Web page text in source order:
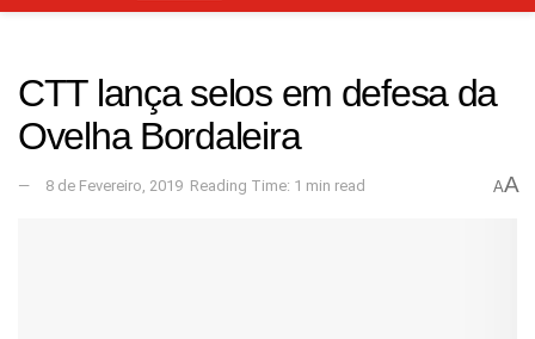
CTT lança selos em defesa da
Ovelha Bordaleira
8 de Fevereiro, 2019 Reading Time: 1 min read AA